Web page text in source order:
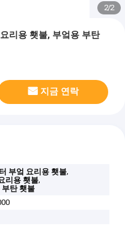
2/2
리용 횃불, 부엌용 부탄
지금 연락
부엌 요리용 횃불,
리용 횃불,
부탄 횃불